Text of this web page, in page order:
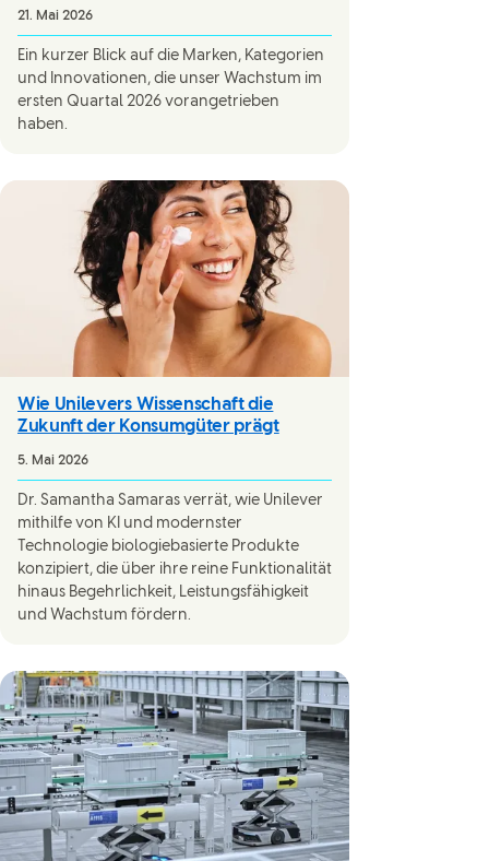
21. Mai 2026
Ein kurzer Blick auf die Marken, Kategorien
und Innovationen, die unser Wachstum im
ersten Quartal 2026 vorangetrieben
haben.
Wie Unilevers Wissenschaft die
Zukunft der Konsumgüter prägt
5. Mai 2026
Dr. Samantha Samaras verrät, wie Unilever
mithilfe von KI und modernster
Technologie biologiebasierte Produkte
konzipiert, die über ihre reine Funktionalität
hinaus Begehrlichkeit, Leistungsfähigkeit
und Wachstum fördern.